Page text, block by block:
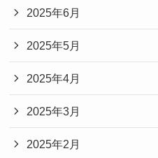
2025年6月
2025年5月
2025年4月
2025年3月
2025年2月